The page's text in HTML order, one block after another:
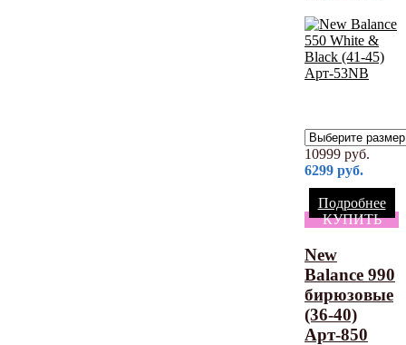
10999 руб.
6299 руб.
Подробнее
КУПИТЬ
New
Balance 990
бирюзовые
(36-40)
Арт-850